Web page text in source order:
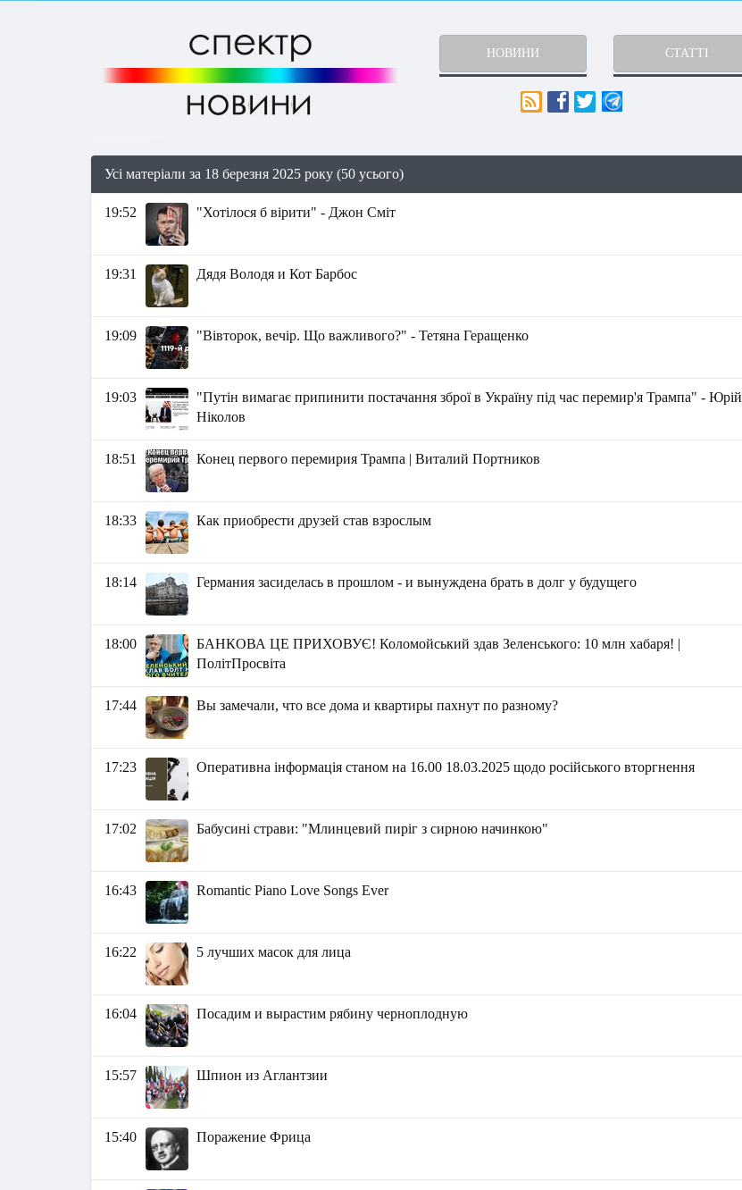
НОВИНИ СТАТТІ
Усі матеріали за 18 березня 2025 року (50 усього)
19:52 "Хотілося б вірити" - Джон Сміт
19:31 Дядя Володя и Кот Барбос
19:09 "Вівторок, вечір. Що важливого?" - Тетяна Геращенко
19:03
"Путін вимагає припинити постачання зброї в Україну під час перемир'я Трампа" - Юрій
Ніколов
18:51 Конец первого перемирия Трампа | Виталий Портников
18:33 Как приобрести друзей став взрослым
18:14 Германия засиделась в прошлом - и вынуждена брать в долг у будущего
18:00
БАНКОВА ЦЕ ПРИХОВУЄ! Коломойський здав Зеленського: 10 млн хабаря! |
ПолітПросвіта
17:44 Вы замечали, что все дома и квартиры пахнут по разному?
17:23 Оперативна інформація станом на 16.00 18.03.2025 щодо російського вторгнення
17:02 Бабусині страви: "Млинцевий пиріг з сирною начинкою"
16:43 Romantic Piano Love Songs Ever
16:22 5 лучших масок для лица
16:04 Посадим и вырастим рябину черноплодную
15:57 Шпион из Аглантзии
15:40 Поражение Фрица